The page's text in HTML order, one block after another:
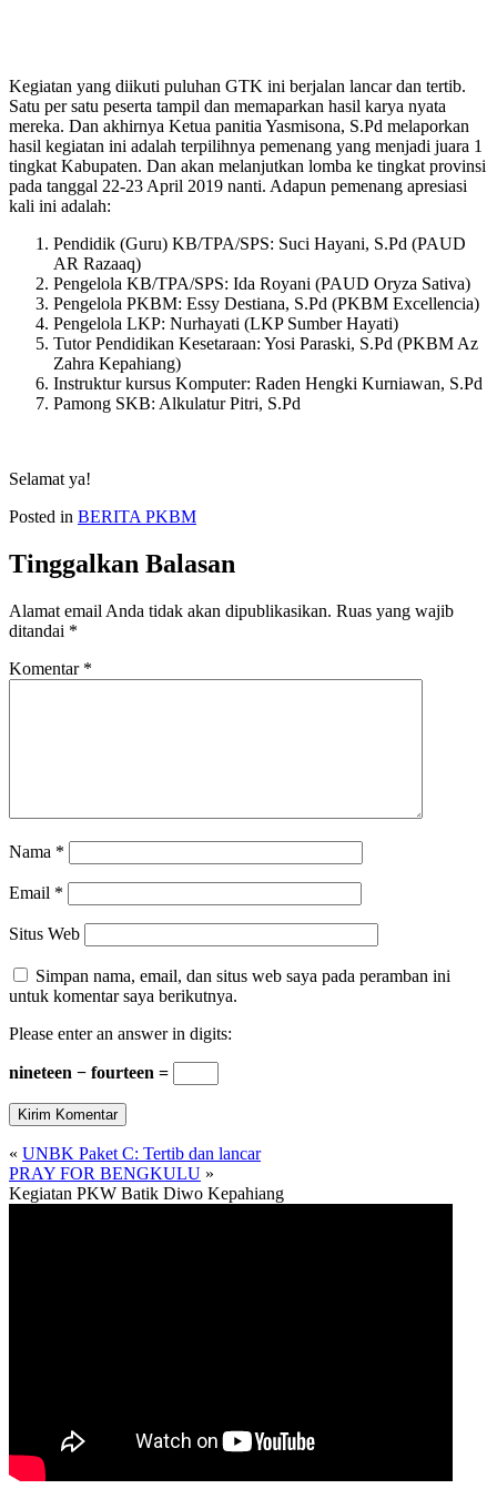
Kegiatan yang diikuti puluhan GTK ini berjalan lancar dan tertib.
Satu per satu peserta tampil dan memaparkan hasil karya nyata
mereka. Dan akhirnya Ketua panitia Yasmisona, S.Pd melaporkan
hasil kegiatan ini adalah terpilihnya pemenang yang menjadi juara 1
tingkat Kabupaten. Dan akan melanjutkan lomba ke tingkat provinsi
pada tanggal 22-23 April 2019 nanti. Adapun pemenang apresiasi
kali ini adalah:
Pendidik (Guru) KB/TPA/SPS: Suci Hayani, S.Pd (PAUD
AR Razaaq)
Pengelola KB/TPA/SPS: Ida Royani (PAUD Oryza Sativa)
Pengelola PKBM: Essy Destiana, S.Pd (PKBM Excellencia)
Pengelola LKP: Nurhayati (LKP Sumber Hayati)
Tutor Pendidikan Kesetaraan: Yosi Paraski, S.Pd (PKBM Az
Zahra Kepahiang)
Instruktur kursus Komputer: Raden Hengki Kurniawan, S.Pd
Pamong SKB: Alkulatur Pitri, S.Pd
Selamat ya!
Posted in BERITA PKBM
Tinggalkan Balasan
Alamat email Anda tidak akan dipublikasikan. Ruas yang wajib
ditandai *
Komentar *
Nama *
Email *
Situs Web
Simpan nama, email, dan situs web saya pada peramban ini
untuk komentar saya berikutnya.
Please enter an answer in digits:
nineteen − fourteen =
« UNBK Paket C: Tertib dan lancar
PRAY FOR BENGKULU »
Kegiatan PKW Batik Diwo Kepahiang